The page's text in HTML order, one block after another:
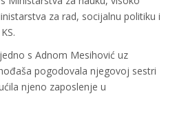
za rad, socijalnu politiku i
s Adnom Mesihović uz
pogodovala njegovoj sestri
njeno zaposlenje u